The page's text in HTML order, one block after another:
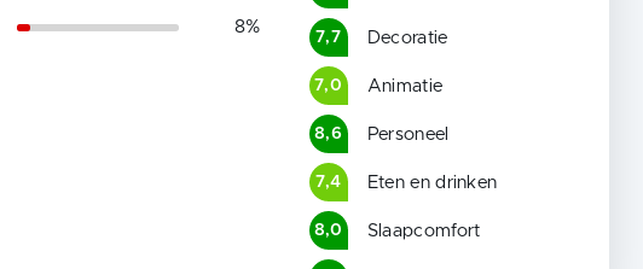
8%
7,7 Decoratie
7,0 Animatie
8,6 Personeel
7,4 Eten en drinken
8,0 Slaapcomfort